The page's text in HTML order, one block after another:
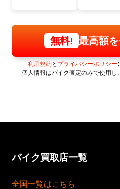
無料! 最高額
利用規約と プライバシーポリシー
個人情報はバイク査定のみで使用し
バイク買取店一覧
全国一覧はこちら